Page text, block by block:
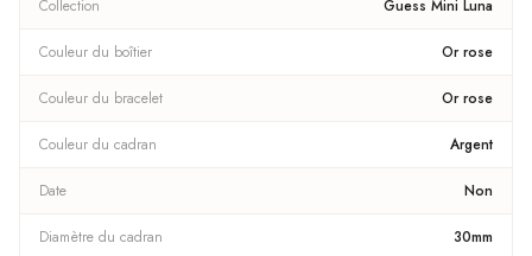
Collection Guess Mini Luna
Couleur du boîtier Or rose
Couleur du bracelet Or rose
Couleur du cadran Argent
Date Non
Diamètre du cadran 30mm